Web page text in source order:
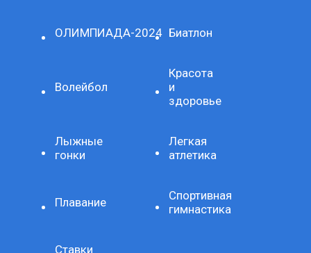
ОЛИМПИАДА-2024 Биатлон
Волейбол
Красота
и
здоровье
Лыжные
гонки
Легкая
атлетика
Плавание
Спортивная
гимнастика
Ставки